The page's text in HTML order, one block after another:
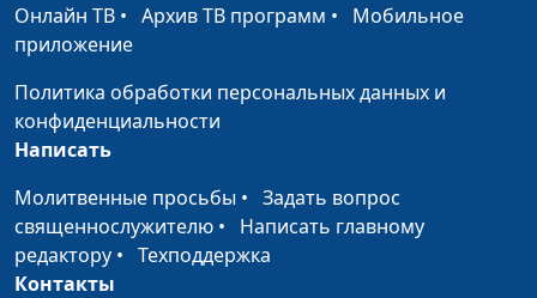
священнослужитель,
Библейская анатомия.
Сердце человека
Юлия Синицына,
доктор богословии
Библейская анатомия. Глаз
человека
Юлия Синицына,
Онлайн ТВ • Архив ТВ программ • Мобильное
приложение
Политика обработки персональных данных и
конфиденциальности
Написать
Молитвенные просьбы • Задать вопрос
священнослужителю • Написать главному
редактору • Техподдержка
Контакты